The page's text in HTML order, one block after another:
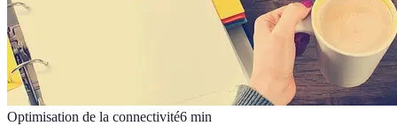
Optimisation de la connectivité6 min